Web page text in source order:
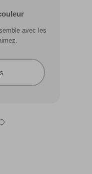
avec les
et
Résiste aux